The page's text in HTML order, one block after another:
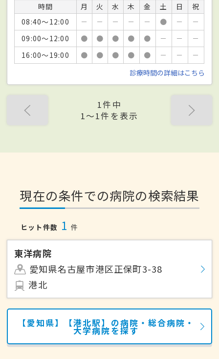
時間 月 火 水 木 金 土 日
祝
08:40～12:00
－ － － － － ● －
－
09:00～12:00
● ● ● ● ● － －
－
16:00～19:00
● ● ● ● ● － －
－
診療時間の詳細はこちら
1件中
1〜1件を表示
現在の条件での病院の検索結果
ヒット件数 1 件
東洋病院
愛知県名古屋市港区正保町3-38
港北
【愛知県】【港北駅】の病院・総合病院・
大学病院を探す